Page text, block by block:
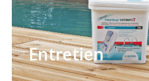
Entretien